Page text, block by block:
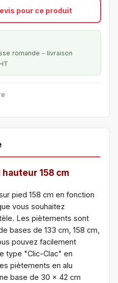
pour ce produit
romande - livraison
158 cm
pied 158 cm en fonction
vous souhaitez
Les piètements sont
bases de 133 cm, 158 cm,
pouvez facilement
type "Clic-Clac" en
piètements en alu
base de 30 x 42 cm